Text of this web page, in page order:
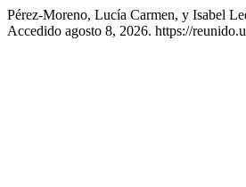
Pérez-Moreno, Lucía Carmen, y Isabel
Accedido agosto 8, 2026. https://